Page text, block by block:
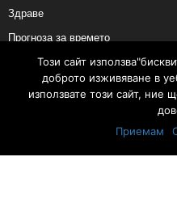
Здраве
Прогноза за времето
Политика
Култура
Този сайт
доброто изживяване в
използвате този сайт, ние
Приемам